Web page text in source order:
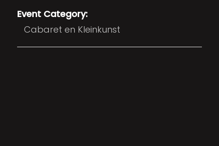
Event Category:
Cabaret en Kleinkunst